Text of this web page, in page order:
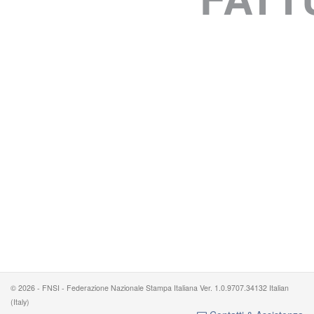
© 2026 - FNSI - Federazione Nazionale Stampa Italiana Ver. 1.0.9707.34132 Italian
(Italy)